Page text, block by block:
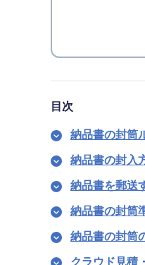
目次
納品書の封筒
納品書の封入
納品書を郵送
納品書の封筒
納品書の封筒
クラウド見積